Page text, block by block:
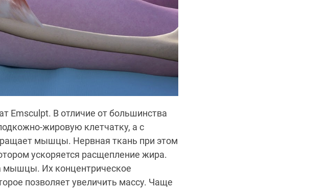
Emsculpt. В отличие от большинства
жировую клетчатку, а с
мышцы. Нервная ткань при этом
ускоряется расщепление жира.
мышцы. Их концентрическое
позволяет увеличить массу. Чаще